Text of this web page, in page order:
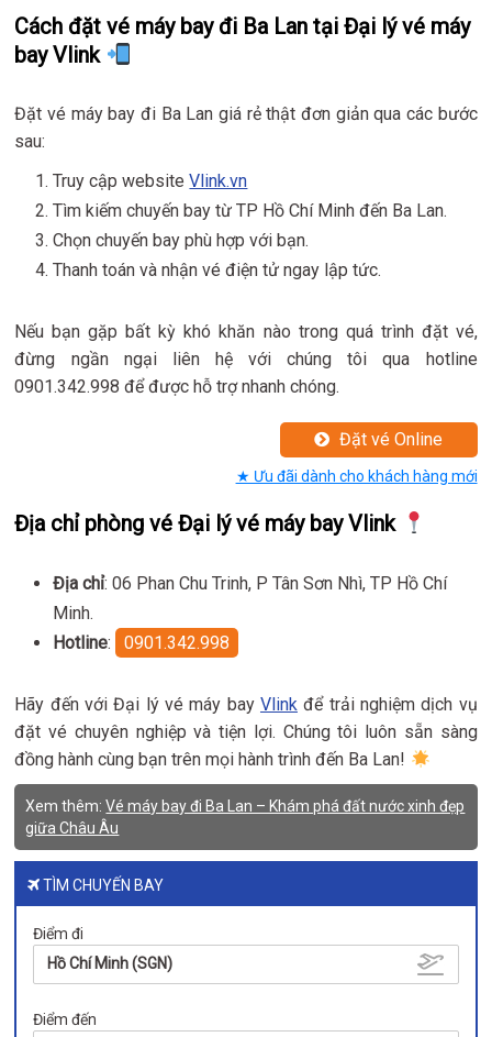
Cách đặt vé máy bay đi Ba Lan tại Đại lý vé máy
bay Vlink
Đặt vé máy bay đi Ba Lan giá rẻ thật đơn giản qua các bước
sau:
Truy cập websiteVlink.vn
Tìm kiếm chuyến bay từ TP Hồ Chí Minh đến Ba Lan.
Chọn chuyến bay phù hợp với bạn.
Thanh toán và nhận vé điện tử ngay lập tức.
Nếu bạn gặp bất kỳ khó khăn nào trong quá trình đặt vé,
đừng ngần ngại liên hệ với chúng tôi qua hotline
0901.342.998 để được hỗ trợ nhanh chóng.
Đặt vé Online
★ Ưu đãi dành cho khách hàng mới
Địa chỉ phòng vé Đại lý vé máy bay Vlink
Địa chỉ: 06 Phan Chu Trinh, P Tân Sơn Nhì, TP Hồ Chí
Minh.
Hotline: 0901.342.998
Hãy đến với Đại lý vé máy bay Vlinkđể trải nghiệm dịch vụ
đặt vé chuyên nghiệp và tiện lợi. Chúng tôi luôn sẵn sàng
đồng hành cùng bạn trên mọi hành trình đến Ba Lan!
Xem thêm:Vé máy bay đi Ba Lan – Khám phá đất nước xinh đẹp
giữa Châu Âu
TÌM CHUYẾN BAY
Điểm đi
Hồ Chí Minh (SGN)
Điểm đến